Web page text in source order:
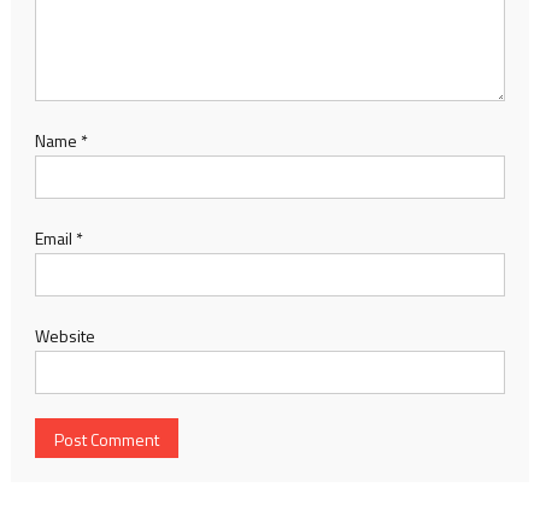
Name *
Email *
Website